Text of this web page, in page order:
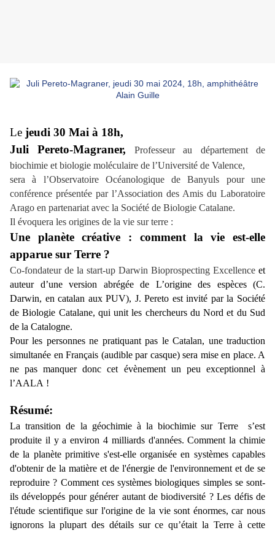
Le jeudi 30 Mai à 18h,
Juli Pereto-Magraner,
Professeur au département de
biochimie et biologie moléculaire de l’Université de Valence,
sera à l’Observatoire Océanologique de Banyuls pour une
conférence présentée par l’Association des Amis du Laboratoire
Arago en partenariat avec la Société de Biologie Catalane.
Il évoquera les origines de la vie sur terre :
Une planète créative : comment la vie est-elle
apparue sur Terre ?
Co-fondateur de la start-up Darwin Bioprospecting Excellence et
auteur d’une version abrégée de L’origine des espèces
(C.
Darwin, en catalan aux PUV), J. Pereto est invité par la Société
de Biologie Catalane, qui unit les chercheurs du Nord et du Sud
de la Catalogne.
Pour les personnes ne pratiquant pas le Catalan, une traduction
simultanée en Français (audible par casque) sera mise en place. A
ne pas manquer donc cet évènement un peu exceptionnel à
l’AALA !
Résumé:
La transition de la géochimie à la biochimie sur Terre s’est
produite il y a environ 4 milliards d'années. Comment la chimie
de la planète primitive s'est-elle organisée en systèmes capables
d'obtenir de la matière et de l'énergie de l'environnement et de se
reproduire ? Comment ces systèmes biologiques simples se sont-
ils développés pour générer autant de biodiversité ? Les défis de
l'étude scientifique sur l'origine de la vie sont énormes, car nous
ignorons la plupart des détails sur ce qu’était la Terre à cette